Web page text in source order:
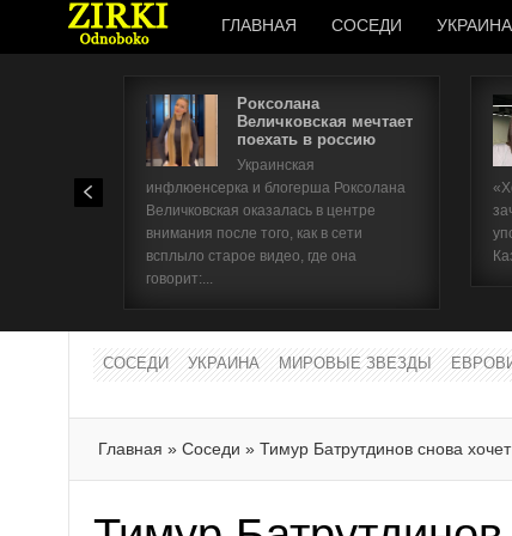
ГЛАВНАЯ СОСЕДИ УКРАИНА
Роксолана
Величковская мечтает
поехать в россию
Украинская
инфлюенсерка и блогерша Роксолана
Величковская оказалась в центре
внимания после того, как в сети
всплыло старое видео, где она
говорит:...
СОСЕДИ УКРАИНА МИРОВЫЕ ЗВЕЗДЫ
Главная » Соседи » Тимур Батрутдинов снова